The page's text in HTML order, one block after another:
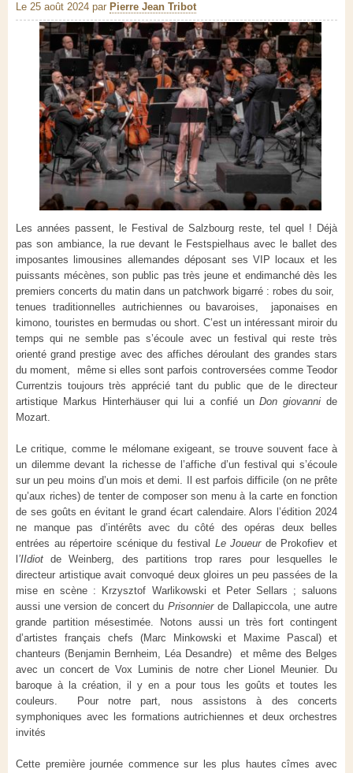
Le 25 août 2024 par Pierre Jean Tribot
Les années passent, le Festival de Salzbourg reste, tel quel ! Déjà
pas son ambiance, la rue devant le Festspielhaus avec le ballet des
imposantes limousines allemandes déposant ses VIP locaux et les
puissants mécènes, son public pas très jeune et endimanché dès les
premiers concerts du matin dans un patchwork bigarré : robes du soir,
tenues traditionnelles autrichiennes ou bavaroises, japonaises en
kimono, touristes en bermudas ou short. C’est un intéressant miroir du
temps qui ne semble pas s’écoule avec un festival qui reste très
orienté grand prestige avec des affiches déroulant des grandes stars
du moment, même si elles sont parfois controversées comme Teodor
Currentzis toujours très apprécié tant du public que de le directeur
artistique Markus Hinterhäuser qui lui a confié unDon giovannide
Mozart.
Le critique, comme le mélomane exigeant, se trouve souvent face à
un dilemme devant la richesse de l’affiche d’un festival qui s’écoule
sur un peu moins d’un mois et demi. Il est parfois difficile (on ne prête
qu’aux riches) de tenter de composer son menu à la carte en fonction
de ses goûts en évitant le grand écart calendaire. Alors l’édition 2024
ne manque pas d’intérêts avec du côté des opéras deux belles
entrées au répertoire scénique du festival Le Joueur de Prokofiev et
’IIdiotde Weinberg, des partitions trop rares pour lesquelles le
directeur artistique avait convoqué deux gloires un peu passées de la
mise en scène : Krzysztof Warlikowski et Peter Sellars ; saluons
aussi une version de concert duPrisonnierde Dallapiccola, une autre
grande partition mésestimée. Notons aussi un très fort contingent
d’artistes français chefs (Marc Minkowski et Maxime Pascal) et
chanteurs (Benjamin Bernheim, Léa Desandre) et même des Belges
avec un concert de Vox Luminis de notre cher Lionel Meunier. Du
baroque à la création, il y en a pour tous les goûts et toutes les
couleurs. Pour notre part, nous assistons à des concerts
symphoniques avec les formations autrichiennes et deux orchestres
invités
Cette première journée commence sur les plus hautes cîmes avec